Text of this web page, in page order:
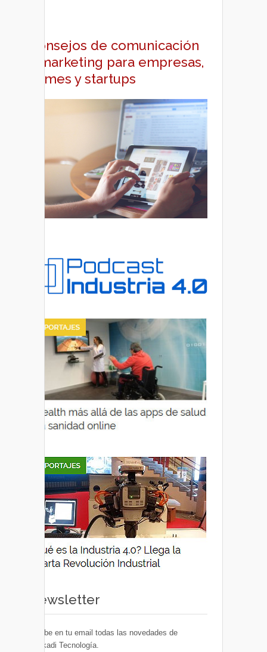
Consejos de comunicación
y marketing para empresas,
pymes y startups
Newsletter
Recibe en tu email todas las novedades de
Euskadi Tecnología.